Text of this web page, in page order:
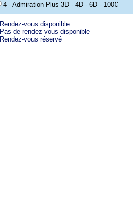
4 - Admiration Plus 3D - 4D - 6D - 100€
Rendez-vous disponible
Pas de rendez-vous disponible
Rendez-vous réservé